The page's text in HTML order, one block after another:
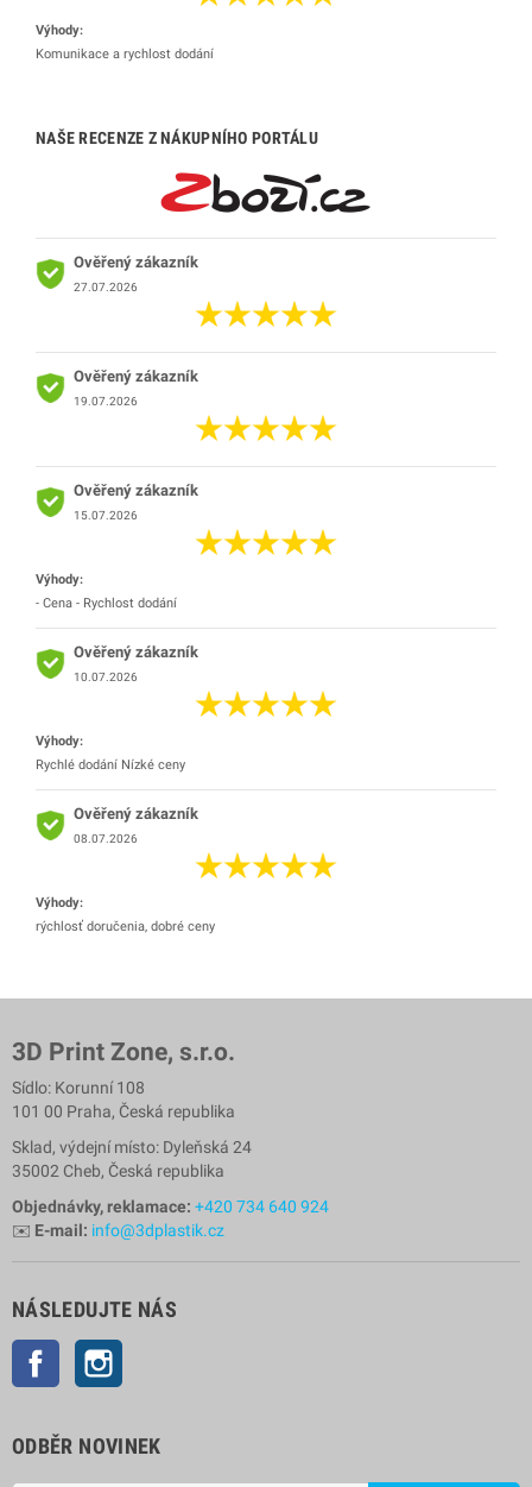
Výhody:
Komunikace a rychlost dodání
NAŠE RECENZE Z NÁKUPNÍHO PORTÁLU
Ověřený zákazník
27.07.2026
Ověřený zákazník
19.07.2026
Ověřený zákazník
15.07.2026
Výhody:
- Cena - Rychlost dodání
Ověřený zákazník
10.07.2026
Výhody:
Rychlé dodání Nízké ceny
Ověřený zákazník
08.07.2026
Výhody:
rýchlosť doručenia, dobré ceny
3D Print Zone, s.r.o.
Sídlo: Korunní 108
101 00 Praha, Česká republika
Sklad, výdejní místo: Dyleňská 24
35002 Cheb, Česká republika
Objednávky, reklamace: +420 734 640 924
✉️ E-mail: info@3dplastik.cz
NÁSLEDUJTE NÁS
Facebook
ODBĚR NOVINEK